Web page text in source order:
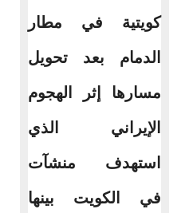
كويتية في مطار
الدمام بعد تحويل
مسارها إثر الهجوم
الإيراني الذي
استهدف منشآت
في الكويت بينها